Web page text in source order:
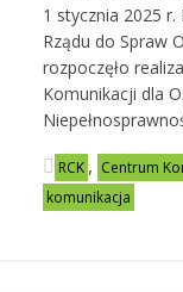
1 stycznia 2025 r.
Rządu do Spraw
rozpoczęło
Komunikacji dla
RCK , Centrum
komunikacja